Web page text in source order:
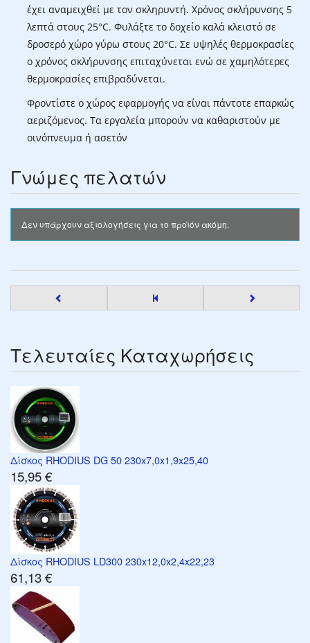
έχει αναμειχθεί με τον σκληρυντή. Χρόνος σκλήρυνσης 5
λεπτά στους 25°C. Φυλάξτε το δοχείο καλά κλειστό σε
δροσερό χώρο γύρω στους 20°C. Σε υψηλές θερμοκρασίες
ο χρόνος σκλήρυνσης επιταχύνεται ενώ σε χαμηλότερες
θερμοκρασίες επιβραδύνεται.
Φροντίστε ο χώρος εφαρμογής να είναι πάντοτε επαρκώς
αεριζόμενος. Τα εργαλεία μπορούν να καθαριστούν με
οινόπνευμα ή ασετόν
Γνώμες πελατών
Δεν υπάρχουν αξιολογήσεις για το προϊόν ακόμη.
Τελευταίες Καταχωρήσεις
Δίσκος RHODIUS DG 50 230x7,0x1,9x25,40
15,95 €
Δίσκος RHODIUS LD300 230x12,0x2,4x22,23
61,13 €